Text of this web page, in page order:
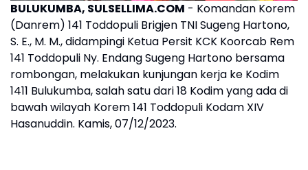
BULUKUMBA, SULSELLIMA.COM - Komandan Korem
(Danrem) 141 Toddopuli Brigjen TNI Sugeng Hartono,
S. E., M. M., didampingi Ketua Persit KCK Koorcab Rem
141 Toddopuli Ny. Endang Sugeng Hartono bersama
rombongan, melakukan kunjungan kerja ke Kodim
1411 Bulukumba, salah satu dari 18 Kodim yang ada di
bawah wilayah Korem 141 Toddopuli Kodam XIV
Hasanuddin. Kamis, 07/12/2023.